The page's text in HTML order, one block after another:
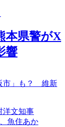
本県警がX
響
市」も？ 維新